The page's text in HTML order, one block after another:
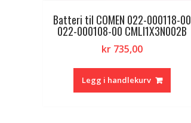
Batteri til COMEN 022-000118-00
022-000108-00 CMLI1X3N002B
kr735,00
Legg i handlekurv